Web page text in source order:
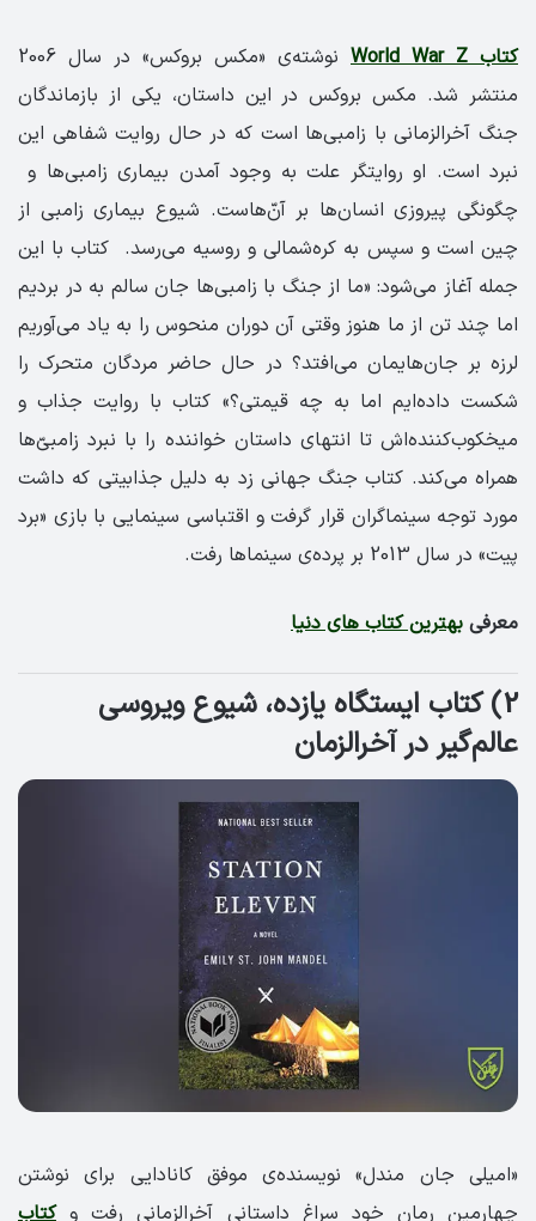
کتاب World War Z
نوشته‌ی «مکس بروکس» در سال 2006
منتشر شد. مکس بروکس در این داستان، یکی از بازماندگان
جنگ آخرالزمانی با زامبی‌ها است که در حال روایت شفاهی این
نبرد است. او روایتگر علت به وجود آمدن بیماری زامبی‌ها و
چگونگی پیروزی انسان‌ها بر آن‌ّهاست. شیوع بیماری زامبی از
چین است و سپس به کره‌شمالی و روسیه ‌می‌رسد. کتاب با این
جمله آغاز می‌شود: «ما از جنگ با زامبی‌ها جان سالم به در بردیم
اما چند تن از ما هنوز وقتی آن دوران منحوس را به یاد می‌آوریم
لرزه بر جان‌هایمان می‌افتد؟ در حال حاضر مردگان متحرک را
شکست داده‌ایم اما به چه قیمتی؟» کتاب با روایت جذاب و
میخکوب‌کننده‌اش تا انتهای داستان خواننده را با نبرد زامبی‌ّها
همراه می‌کند. کتاب جنگ جهانی زد به دلیل جذابیتی که داشت
مورد توجه سینماگران قرار گرفت و اقتباسی سینمایی با بازی «برد
پیت» در سال 2013 بر پرده‌ی سینماها رفت.
معرفی بهترین کتاب های دنیا
2) کتاب ایستگاه یازده، شیوع ویروسی
عالم‌گیر در آخرالزمان
«امیلی جان مندل» نویسنده‌ی موفق کانادایی برای نوشتن
چهارمین رمان خود سراغ داستانی آخرالزمانی رفت وکتاب